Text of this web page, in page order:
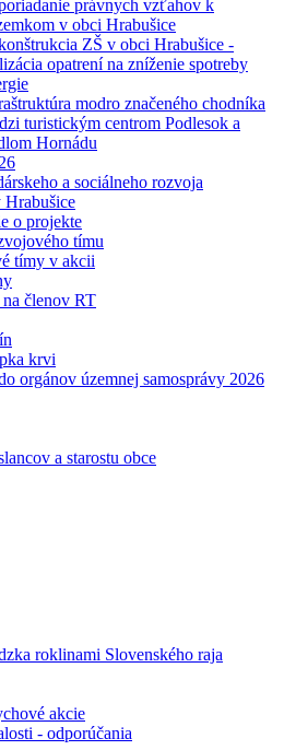
právnych vzťahov k
v obci Hrabušice
ZŠ v obci Hrabušice -
opatrení na zníženie spotreby
modro značeného chodníka
turistickým centrom Podlesok a
Hornádu
a sociálneho rozvoja
o projekte
tímu
tímy v akcii
členov RT
krvi
orgánov územnej samosprávy 2026
a starostu obce
roklinami Slovenského raja
akcie
- odporúčania